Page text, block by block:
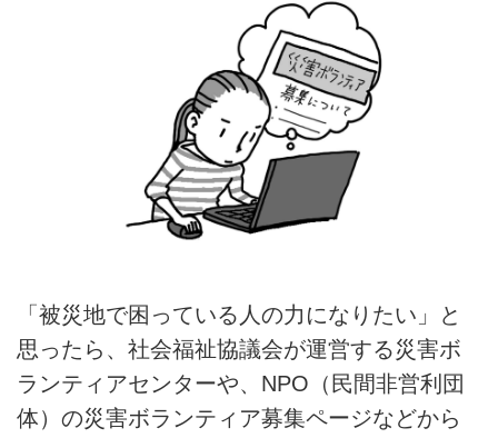
「被災地で困っている人の力になりたい」と
思ったら、社会福祉協議会が運営する災害ボ
ランティアセンターや、NPO（民間非営利団
体）の災害ボランティア募集ページなどから